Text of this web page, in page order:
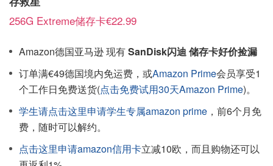
256G Extreme储存卡€22.99
Amazon德国亚马逊 现有SanDisk闪迪 储存卡好价捡漏
订单满€49德国境内免运费，或Amazon Prime会员享受1
个工作日免费送货(点击免费试用30天Amazon Prime)。
学生请点击这里申请学生专属amazon prime ，前6个月免
费，随时可以解约。
点击这里申请amazon信用卡立减10欧，而且购物还可以